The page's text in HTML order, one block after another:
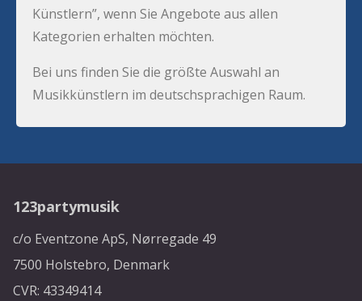
Künstlern”, wenn Sie Angebote aus allen
Kategorien erhalten möchten.
Bei uns finden Sie die größte Auswahl an
Musikkünstlern im deutschsprachigen Raum.
123partymusik
c/o Eventzone ApS, Nørregade 49
7500 Holstebro, Denmark
CVR: 43349414